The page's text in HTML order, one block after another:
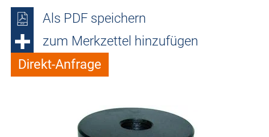
Als PDF speichern
zum Merkzettel hinzufügen
Direkt-Anfrage